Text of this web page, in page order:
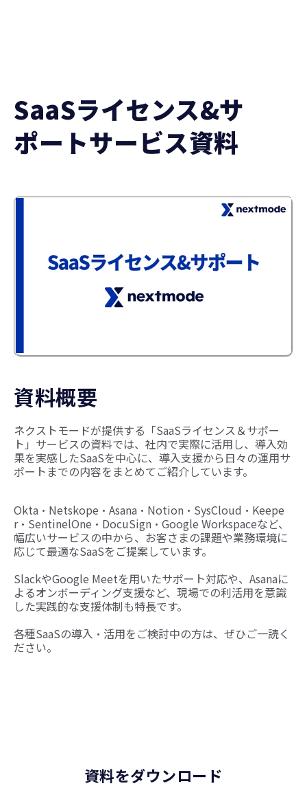
SaaSライセンス&サ
ポートサービス資料
資料概要
ネクストモードが提供する「SaaSライセンス＆サポー
ト」サービスの資料では、社内で実際に活用し、導入効
果を実感したSaaSを中心に、導入支援から日々の運用サ
ポートまでの内容をまとめてご紹介しています。
Okta・Netskope・Asana・Notion・SysCloud・Keepe
r・SentinelOne・DocuSign・Google Workspaceなど、
幅広いサービスの中から、お客さまの課題や業務環境に
応じて最適なSaaSをご提案しています。
SlackやGoogle Meetを用いたサポート対応や、Asanaに
よるオンボーディング支援など、現場での利活用を意識
した実践的な支援体制も特長です。
各種SaaSの導入・活用をご検討中の方は、ぜひご一読く
ださい。
資料をダウンロード